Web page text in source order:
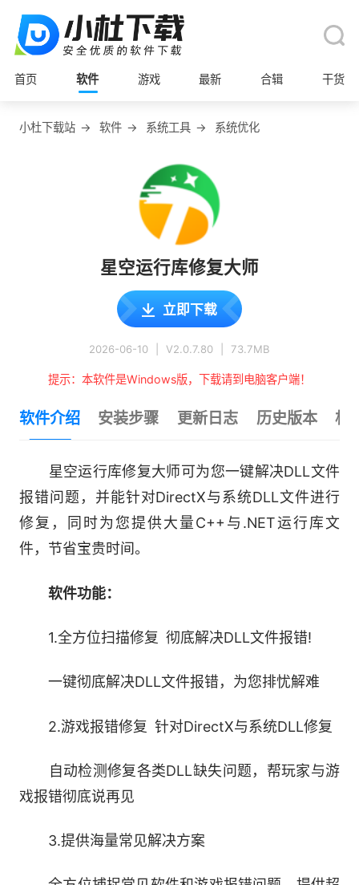
首页 软件 游戏 最新 合辑 干货
小杜下载站 → 软件 → 系统工具 → 系统优化
星空运行库修复大师
立即下载
2026-06-10 V2.0.7.80 73.7MB
提示：本软件是Windows版，下载请到电脑客户端！
软件介绍 安装步骤 更新日志 历史版本 相
星空运行库修复大师可为您一键解决DLL文件
报错问题，并能针对DirectX与系统DLL文件进行
修复，同时为您提供大量C++与.NET运行库文
件，节省宝贵时间。
软件功能：
1.全方位扫描修复 彻底解决DLL文件报错!
一键彻底解决DLL文件报错，为您排忧解难
2.游戏报错修复 针对DirectX与系统DLL修复
自动检测修复各类DLL缺失问题，帮玩家与游
戏报错彻底说再见
3.提供海量常见解决方案